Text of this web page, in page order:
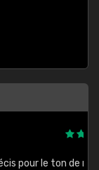
ton de ma